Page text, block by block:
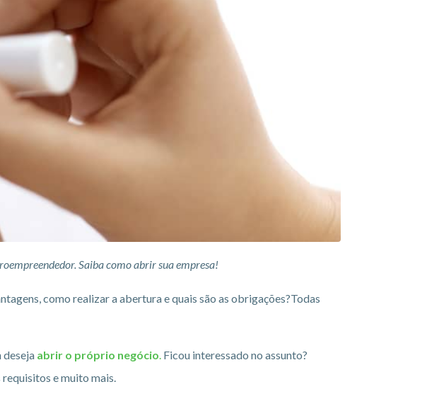
Saiba como abrir sua empresa!
como realizar a abertura e quais são as obrigações?Todas
deseja abrir o próprio negócio. Ficou interessado no assunto?
requisitos e muito mais.